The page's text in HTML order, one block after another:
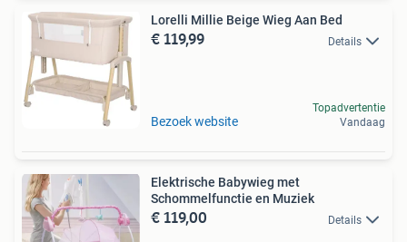
Lorelli Millie Beige Wieg Aan Bed
€ 119,99 Details
Bezoek website
Topadvertentie
Vandaag
Elektrische Babywieg met
Schommelfunctie en Muziek
€ 119,00 Details